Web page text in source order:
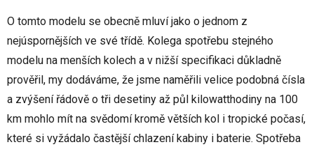
O tomto modelu se obecně mluví jako o jednom z
nejúspornějších ve své třídě. Kolega spotřebu stejného
modelu na menších kolech a v nižší specifikaci důkladně
prověřil, my dodáváme, že jsme naměřili velice podobná čísla
a zvýšení řádově o tři desetiny až půl kilowatthodiny na 100
km mohlo mít na svědomí kromě větších kol i tropické počasí,
které si vyžádalo častější chlazení kabiny i baterie. Spotřeba